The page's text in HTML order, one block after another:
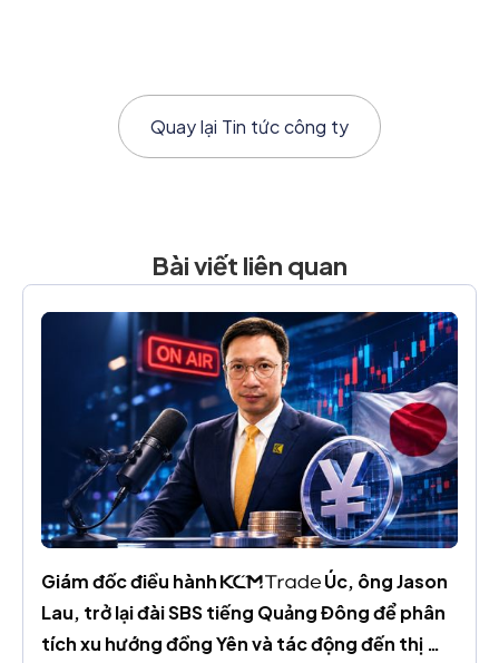
Quay lại Tin tức công ty
Bài viết liên quan
Giám đốc điều hành
Úc, ông Jason
Lau, trở lại đài SBS tiếng Quảng Đông để phân
tích xu hướng đồng Yên và tác động đến thị